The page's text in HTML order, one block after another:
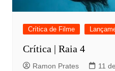
Crítica de Filme
Crítica | Raia 4
Ramon Prates 11